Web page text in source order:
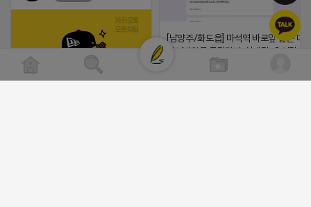
[남양주/화도읍] 마석역 바로앞 넓은 매
라이빗한룸 물닭갈비, 삼계탕, 추어탕
년넘게 사랑받는 로컬맛집 곰나루추어